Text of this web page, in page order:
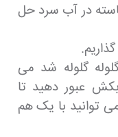
در آب سرد حل
گلوله شد می
عبور دهید تا
توانید با یک هم